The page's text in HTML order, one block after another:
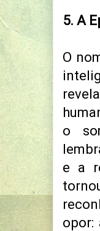
5. A
O
o
e a
opor: